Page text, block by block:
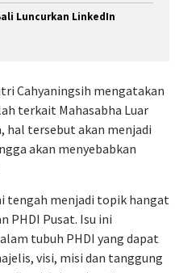
Luncurkan LinkedIn
Cahyaningsih mengatakan
terkait Mahasabha Luar
hal tersebut akan menjadi
akan menyebabkan
tengah menjadi topik hangat
PHDI Pusat. Isu ini
tubuh PHDI yang dapat
visi, misi dan tanggung